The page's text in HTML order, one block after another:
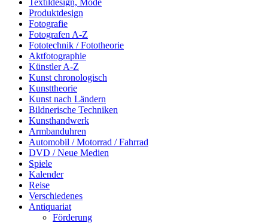
Textildesign, Mode
Produktdesign
Fotografie
Fotografen A-Z
Fototechnik / Fototheorie
Aktfotographie
Künstler A-Z
Kunst chronologisch
Kunsttheorie
Kunst nach Ländern
Bildnerische Techniken
Kunsthandwerk
Armbanduhren
Automobil / Motorrad / Fahrrad
DVD / Neue Medien
Spiele
Kalender
Reise
Verschiedenes
Antiquariat
Förderung